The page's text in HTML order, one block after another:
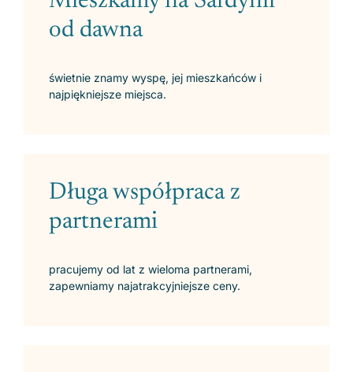
od dawna
świetnie znamy wyspę, jej mieszkańców i
najpiękniejsze miejsca.
Długa współpraca z
partnerami
pracujemy od lat z wieloma partnerami,
zapewniamy najatrakcyjniejsze ceny.